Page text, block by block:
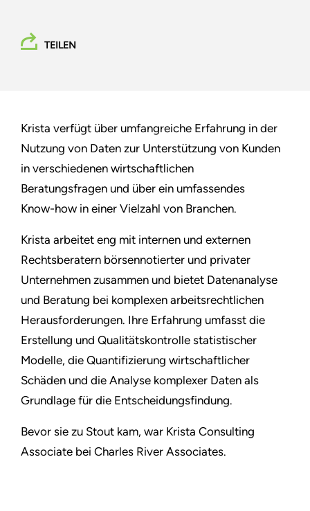
TEILEN
Krista verfügt über umfangreiche Erfahrung in der
Nutzung von Daten zur Unterstützung von Kunden
in verschiedenen wirtschaftlichen
Beratungsfragen und über ein umfassendes
Know-how in einer Vielzahl von Branchen.
Krista arbeitet eng mit internen und externen
Rechtsberatern börsennotierter und privater
Unternehmen zusammen und bietet Datenanalyse
und Beratung bei komplexen arbeitsrechtlichen
Herausforderungen. Ihre Erfahrung umfasst die
Erstellung und Qualitätskontrolle statistischer
Modelle, die Quantifizierung wirtschaftlicher
Schäden und die Analyse komplexer Daten als
Grundlage für die Entscheidungsfindung.
Bevor sie zu Stout kam, war Krista Consulting
Associate bei Charles River Associates.